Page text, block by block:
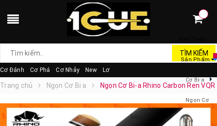
TÌM KIẾM
Cơ Đánh Cơ Phá Cơ Nhảy New Lơ
Sản Phẩm
Cơ Bi-a
Ngọn Cơ
Bi a
Trang chủ Ngọn Cơ Bi a Ngọn Cơ Bi-a Rhino Carbon Ren VQR